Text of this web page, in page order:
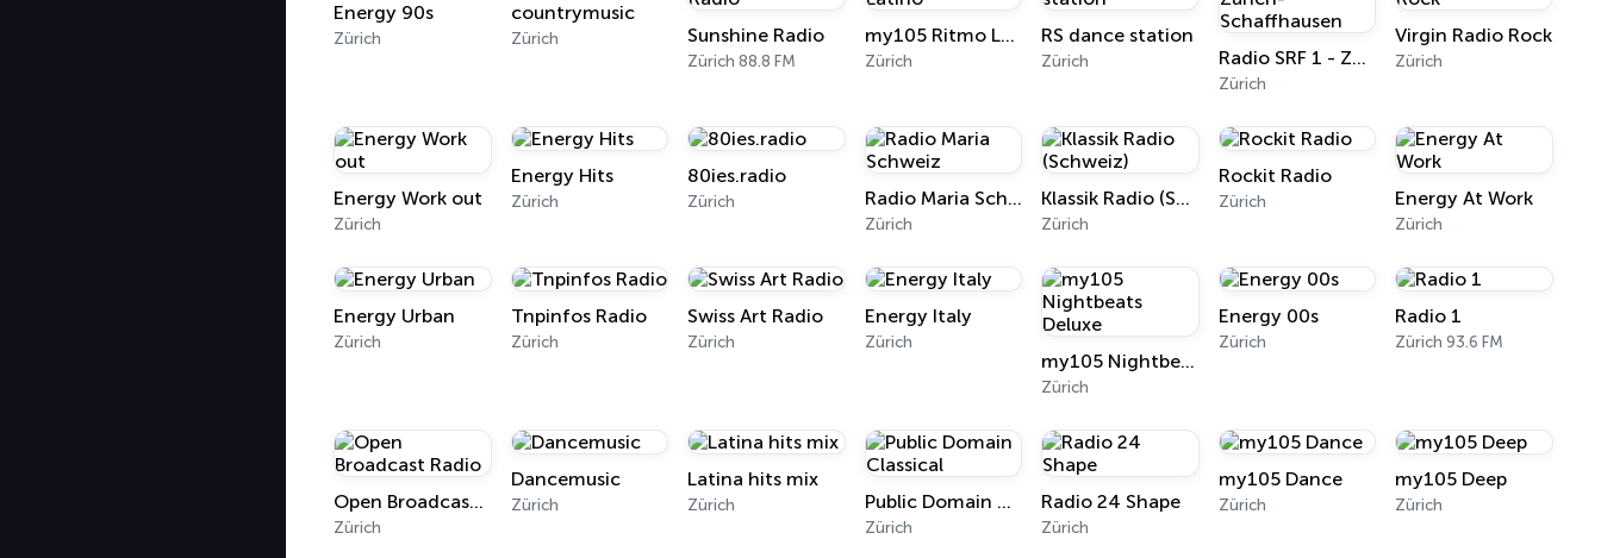
Energy 90s
Zürich
countrymusic
Zürich Sunshine Radio
Zürich 88.8 FM
my105 Ritmo Latino
Zürich
RS dance station
Zürich Radio SRF 1 - Zürich-Schaffhausen
Zürich
Virgin Radio Rock
Zürich
Energy Work out
Zürich
Energy Hits
Zürich
80ies.radio
Zürich Radio Maria Schweiz
Zürich
Klassik Radio (Schweiz)
Zürich
Rockit Radio
Zürich Energy At Work
Zürich
Energy Urban
Zürich
Tnpinfos Radio
Zürich
Swiss Art Radio
Zürich
Energy Italy
Zürich
my105 Nightbeats Deluxe
Zürich
Energy 00s
Zürich
Radio 1
Zürich 93.6 FM
Open Broadcast Radio
Zürich
Dancemusic
Zürich
Latina hits mix
Zürich Public Domain Classical
Zürich
Radio 24 Shape
Zürich
my105 Dance
Zürich
my105 Deep
Zürich